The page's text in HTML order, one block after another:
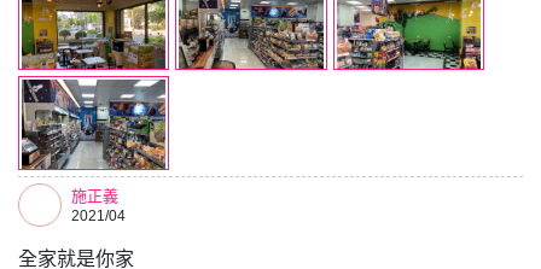
施正義
2021/04
全家就是你家